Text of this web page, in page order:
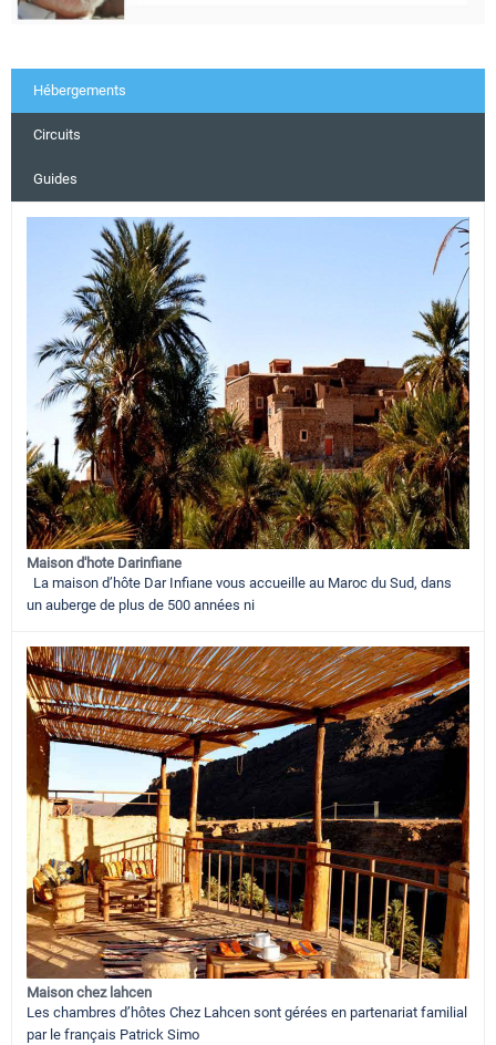
Hébergements
Circuits
Guides
Maison d'hote Darinfiane
La maison d’hôte Dar Infiane vous accueille au Maroc du Sud, dans
un auberge de plus de 500 années ni
Maison chez lahcen
Les chambres d’hôtes Chez Lahcen sont gérées en partenariat familial
par le français Patrick Simo